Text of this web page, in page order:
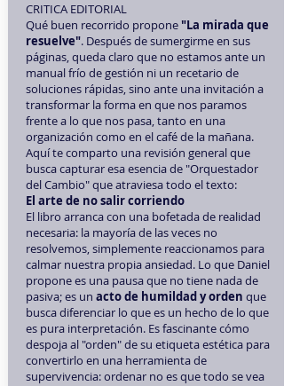
CRITICA EDITORIAL
Qué buen recorrido propone"La mirada que
resuelve". Después de sumergirme en sus
páginas, queda claro que no estamos ante un
manual frío de gestión ni un recetario de
soluciones rápidas, sino ante una invitación a
transformar la forma en que nos paramos
frente a lo que nos pasa, tanto en una
organización como en el café de la mañana.
Aquí te comparto una revisión general que
busca capturar esa esencia de "Orquestador
del Cambio" que atraviesa todo el texto:
El arte de no salir corriendo
El libro arranca con una bofetada de realidad
necesaria: la mayoría de las veces no
resolvemos, simplemente reaccionamos para
calmar nuestra propia ansiedad. Lo que Daniel
propone es una pausa que no tiene nada de
pasiva; es un acto de humildad y orden que
busca diferenciar lo que es un hecho de lo que
es pura interpretación. Es fascinante cómo
despoja al "orden" de su etiqueta estética para
convertirlo en una herramienta de
supervivencia: ordenar no es que todo se vea